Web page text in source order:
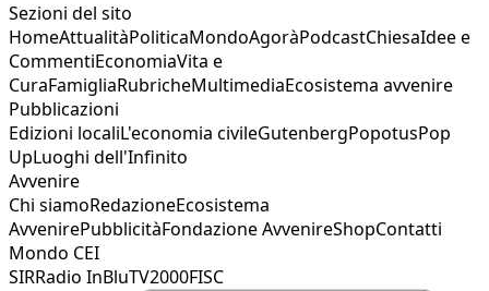
Sezioni del sito
HomeAttualitàPoliticaMondoAgoràPodcastChiesaIdee e
CommentiEconomiaVita e
CuraFamigliaRubricheMultimediaEcosistema avvenire
Pubblicazioni
Edizioni localiL'economia civileGutenbergPopotusPop
UpLuoghi dell'Infinito
Avvenire
Chi siamoRedazioneEcosistema
AvvenirePubblicitàFondazione AvvenireShopContatti
Mondo CEI
SIRRadio InBluTV2000FISC